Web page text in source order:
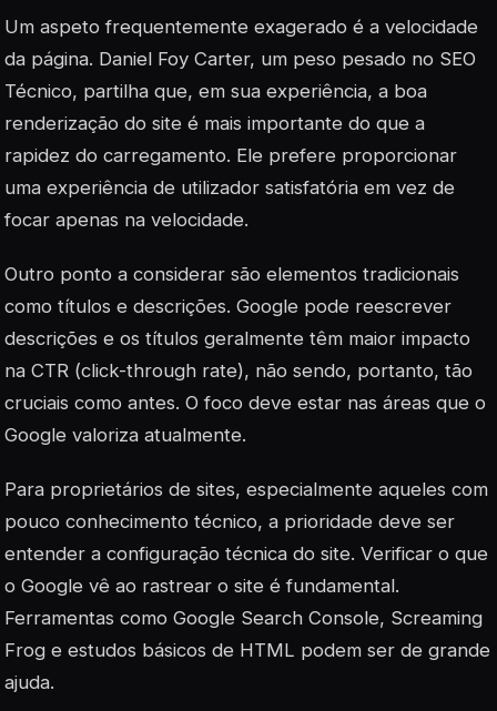
Um aspeto frequentemente exagerado é a velocidade
da página. Daniel Foy Carter, um peso pesado no SEO
Técnico, partilha que, em sua experiência, a boa
renderização do site é mais importante do que a
rapidez do carregamento. Ele prefere proporcionar
uma experiência de utilizador satisfatória em vez de
focar apenas na velocidade.
Outro ponto a considerar são elementos tradicionais
como títulos e descrições. Google pode reescrever
descrições e os títulos geralmente têm maior impacto
na CTR (click-through rate), não sendo, portanto, tão
cruciais como antes. O foco deve estar nas áreas que o
Google valoriza atualmente.
Para proprietários de sites, especialmente aqueles com
pouco conhecimento técnico, a prioridade deve ser
entender a configuração técnica do site. Verificar o que
o Google vê ao rastrear o site é fundamental.
Ferramentas como Google Search Console, Screaming
Frog e estudos básicos de HTML podem ser de grande
ajuda.